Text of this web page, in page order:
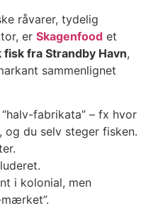
råvarer, tydelig
er Skagenfood et
fisk fra Strandby Havn,
sammenlignet
fabrikata” – fx hvor
du selv steger fisken.
i kolonial, men